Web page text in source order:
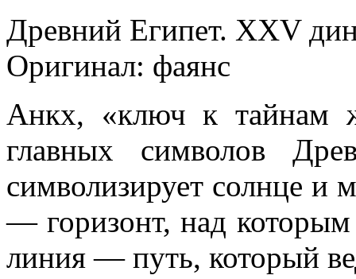
Древний Египет. XXV
Оригинал: фаянс
Анкх, «ключ к тайнам
главных символов
символизирует солнце и
— горизонт, над которым
линия — путь, который